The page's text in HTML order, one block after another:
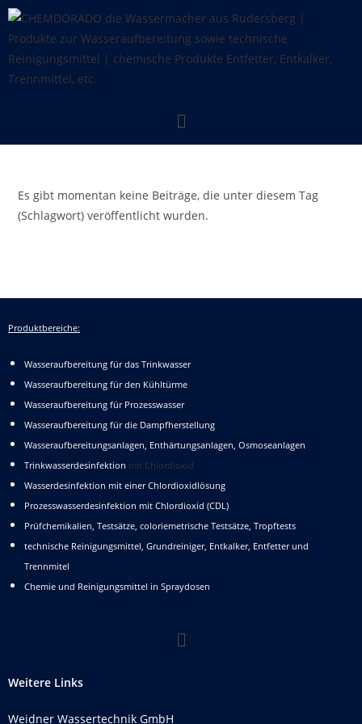
Es gibt momentan keine Beiträge, die unter diesem Tag
(Schlagwort) veröffentlicht wurden.
Produktbereiche:
Wasseraufbereitung für das Trinkwasser
Wasseraufbereitung für den Kühltürme
Wasseraufbereitung für Prozesswasser
Wasseraufbereitung für die Dampfherstellung
Wasseraufbereitungsanlagen, Enthärtungsanlagen, Osmoseanlagen
Trinkwasserdesinfektion mit Chlordioxid
Wasserdesinfektion mit einer Chlordioxidlösung
Prozesswasserdesinfektion mit Chlordioxid (CDL)
Prüfchemikalien, Testsätze, coloriemetrische Testsätze, Tropftests
technische Reinigungsmittel, Grundreiniger, Entkalker, Entfetter und
Trennmitel
Chemie und Reinigungsmittel in Spraydosen
Weitere Links
Weidner Wassertechnik GmbH